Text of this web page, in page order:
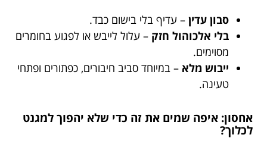
סבון עדין – עדיף בלי בישום כבד.
בלי אלכוהול חזק – עלול לייבש או לפגוע בחומרים
מסוימים.
ייבוש מלא – במיוחד סביב חיבורים, כפתורים ופתחי
טעינה.
אחסון: איפה שמים את זה כדי שלא יהפוך למגנט
לכלוך?